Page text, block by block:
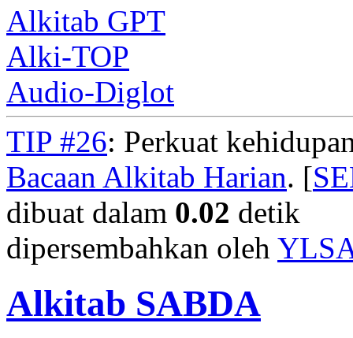
Alkitab GPT
Alki-TOP
Audio-Diglot
TIP #26: Perkuat
Bacaan Alkitab Harian. [
dibuat dalam 0.02 detik
dipersembahkan oleh
Alkitab SABDA